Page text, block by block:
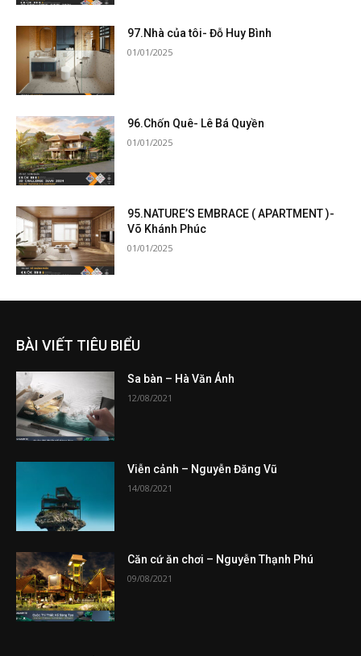
97.Nhà của tôi- Đỗ Huy Bình
01/01/2025
96.Chốn Quê- Lê Bá Quyền
01/01/2025
95.NATURE’S EMBRACE ( APARTMENT )-
Võ Khánh Phúc
01/01/2025
BÀI VIẾT TIÊU BIỂU
Sa bàn – Hà Văn Ánh
12/08/2021
Viễn cảnh – Nguyễn Đăng Vũ
14/08/2021
Căn cứ ăn chơi – Nguyễn Thạnh Phú
09/08/2021